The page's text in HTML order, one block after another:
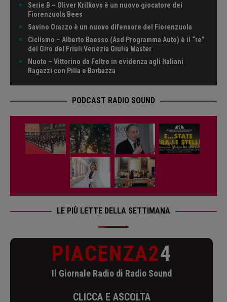
Serie B – Oliver Krilkovs è un nuovo giocatore dei
Fiorenzuola Bees
Savino Orazzo è un nuovo difensore del Fiorenzuola
Ciclismo – Alberto Baesso (Asd Programma Auto) è il “re”
del Giro del Friuli Venezia Giulia Master
Nuoto – Vittorino da Feltre in evidenza agli Italiani
Ragazzi con Pilla e Barbazza
PODCAST RADIO SOUND
LE PIÙ LETTE DELLA SETTIMANA
PIACENZA24
Il Giornale Radio di Radio Sound
CLICCA E ASCOLTA